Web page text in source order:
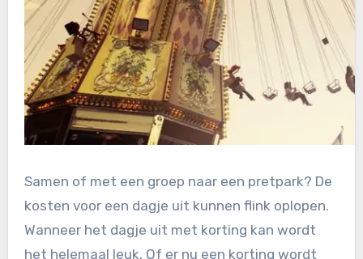
Samen of met een groep naar een pretpark? De
kosten voor een dagje uit kunnen flink oplopen.
Wanneer het dagje uit met korting kan wordt
het helemaal leuk. Of er nu een korting wordt